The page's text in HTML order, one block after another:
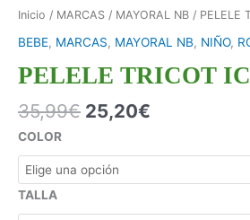
Inicio / MARCAS / MAYORAL NB / PELELE
BEBE, MARCAS, MAYORAL NB, NIÑO,
PELELE TRICOT
35,99€ 25,20€
COLOR
TALLA